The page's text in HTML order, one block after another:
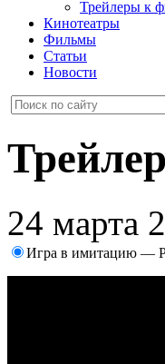
Трейлеры к
Кинотеатры
Фильмы
Статьи
Новости
24 марта
Игра в имитацию —